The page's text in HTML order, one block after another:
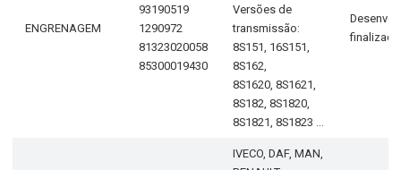
ENGRENAGEM
93190519
1290972
81323020058
85300019430
Versões de
transmissão:
8S151, 16S151,
8S162,
8S1620, 8S1621,
8S182, 8S1820,
8S1821, 8S1823 ...
finalizado
IVECO, DAF, MAN,